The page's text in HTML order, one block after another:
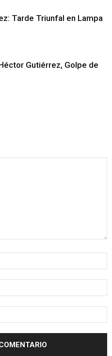
Tarde Triunfal en Lampa
Gutiérrez, Golpe de